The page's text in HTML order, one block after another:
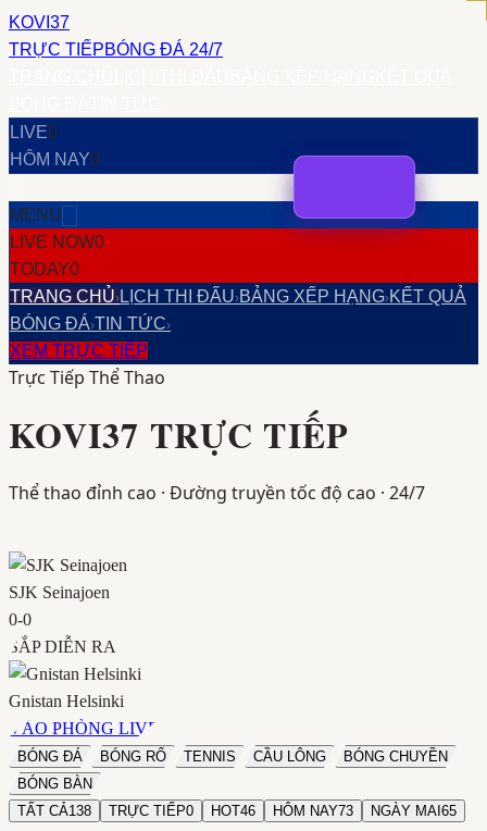
KOVI37
TRỰC TIẾPBÓNG ĐÁ 24/7
LIVE0
HÔM NAY0
MENU
LIVE NOW0
TODAY0
TRANG CHỦ› LỊCH THI ĐẤU›BẢNG XẾP HẠNG›KẾT QUẢ
BÓNG ĐÁ›TIN TỨC›
XEM TRỰC TIẾP
Trực Tiếp Thể Thao
KOVI37 TRỰC TIẾP
Thể thao đỉnh cao · Đường truyền tốc độ cao · 24/7
SJK Seinajoen
0-0
SẮP DIỄN RA
Gnistan Helsinki
VÀO PHÒNG LIVE
BÓNG ĐÁ BÓNG RỔ TENNIS CẦU LÔNG
BÓNG CHUYỀN
BÓNG BÀN
TẤT CẢ138 TRỰC TIẾP0 HOT46 HÔM NAY73 NGÀY MAI 65